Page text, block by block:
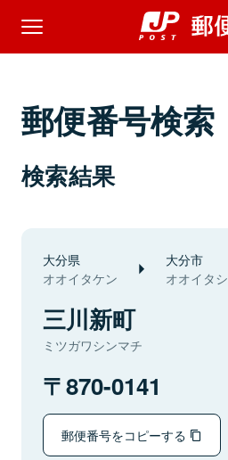
郵便番号検索
検索結果
大分県
オオイタケン
大分市
オオイタシ
三川新町
ミツガワシンマチ
870-0141
郵便番号をコピーする